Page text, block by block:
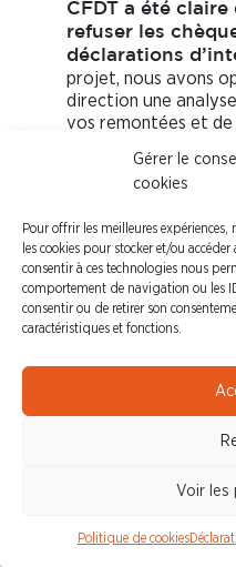
Gérer le
cookies
Pour offrir les meilleures
les cookies pour stocker et/ou
consentir à ces technologies nous
comportement de navigation ou les
consentir ou de retirer son
caractéristiques et fonctions.
Voir les
Politique de cookies
CFDT a été
refuser les
déclarations
projet, nous avons
direction une
vos remontées et
Notre action ne
des expertises
chacun de ces
CFDT ont doté
personnel d’un
expertises
d’objectiver les
impacts et de
recommandations
Elles sont le socle
acceptables et